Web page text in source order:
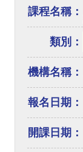
課程名稱：
類別：
機構名稱：
報名日期：
開課日期：